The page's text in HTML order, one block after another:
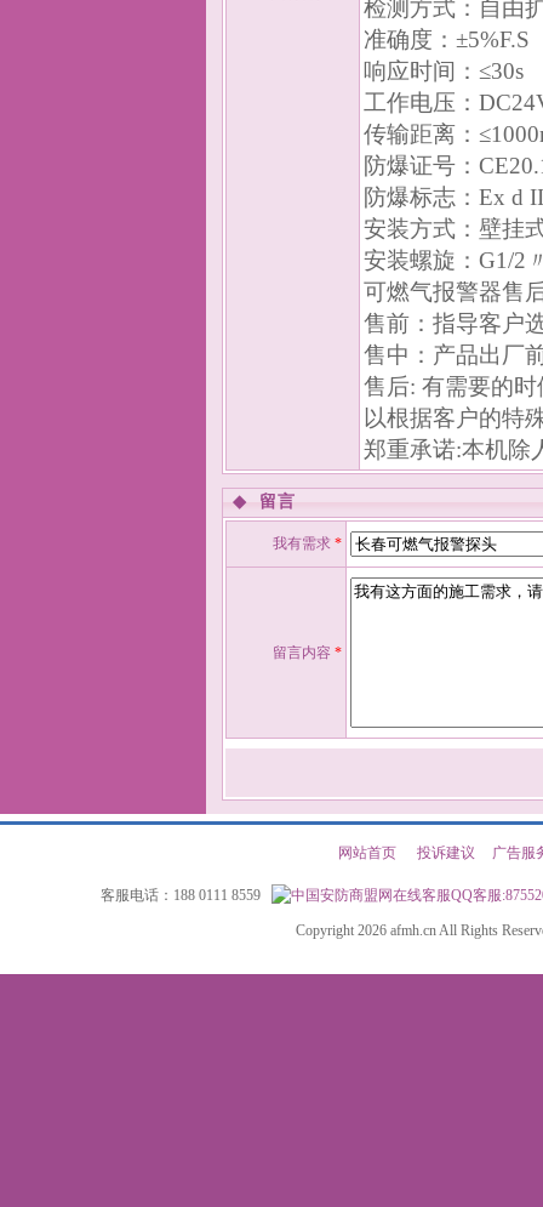
检测方式：自由
准确度：±5%F.S
响应时间：≤30s
工作电压：
传输距离：
防爆证号：
防爆标志：Ex d
安装方式：壁挂
安装螺旋：G1/2
可燃气报警器售
售前：指导客户
售中：产品出厂
售后: 有需要的
以根据客户的特
郑重承诺:本机除
◆ 留言
我有需求 *
留言内容 *
网站首页| 投诉建议 广告服
客服电话：188 0111 8559 QQ客服
Copyright 2026 afmh.cn All Rights